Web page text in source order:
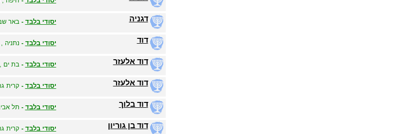
דגניה יסודי בלבד -באר
דוד יסודי בלבד - נתניה
דוד אלעזר יסודי בלבד -בת ים
דוד אלעזר יסודי בלבד - קרית
דוד בלוך יסודי בלבד - תל
דוד בן גוריון יסודי בלבד - קרית